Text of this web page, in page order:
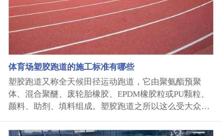
适，跑道表面的胶粒就很容易脱落。 胶水的纯度也很重
要，不合格的胶水纯度都不够，所以跑道表层被太阳一
晒就会起皮，胶粒自然很容易脱落。 武汉速跑科技塑胶
跑道厂家是集武汉塑胶跑道,武汉人造草坪,武汉环氧地
坪,硅pu球场,丙烯酸球场,武汉EPDM颗粒等产品生产研
发于一体的公司,公司生产的武汉塑胶跑道质优价廉,深
受大...
体育场塑胶跑道的施工标准有哪些
塑胶跑道又称全天候田径运动跑道，它由聚氨酯预聚
体、混合聚醚、废轮胎橡胶、EPDM橡胶粒或PU颗粒、
颜料、助剂、填料组成。塑胶跑道之所以这么受大众青
伤，合格的武汉塑胶跑道必定是有一定的施工标准的，